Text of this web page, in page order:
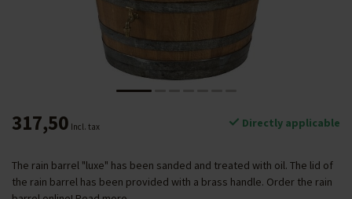
317,50 Incl. tax Directly applicable
The rain barrel "luxe" has been sanded and treated with oil. The lid of
the rain barrel has been provided with a brass handle. Order the rain